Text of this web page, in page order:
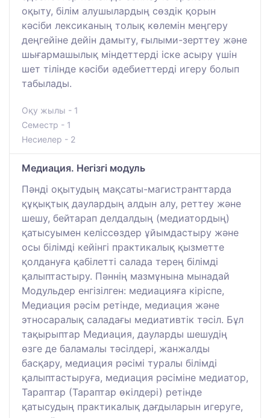
оқыту, білім алушылардың сөздік қорын
кәсіби лексиканың толық көлемін меңгеру
деңгейіне дейін дамыту, ғылыми-зерттеу және
шығармашылық міндеттерді іске асыру үшін
шет тілінде кәсіби әдебиеттерді игеру болып
табылады.
Оқу жылы - 1
Семестр - 1
Несиелер - 2
Медиация. Негізгі модуль
Пәнді оқытудың мақсаты-магистранттарда
құқықтық даулардың алдын алу, реттеу және
шешу, бейтарап делдалдың (медиатордың)
қатысуымен келіссөздер ұйымдастыру және
осы білімді кейінгі практикалық қызметте
қолдануға қабілетті салада терең білімді
қалыптастыру. Пәннің мазмұнына мынадай
Модульдер енгізілген: медиацияға кіріспе,
Медиация рәсім ретінде, медиация және
этносаралық саладағы медиативтік тәсіл. Бұл
тақырыптар Медиация, дауларды шешудің
өзге де баламалы тәсілдері, жанжалды
басқару, медиация рәсімі туралы білімді
қалыптастыруға, медиация рәсіміне медиатор,
Тараптар (Тараптар өкілдері) ретінде
қатысудың практикалық дағдыларын игеруге,